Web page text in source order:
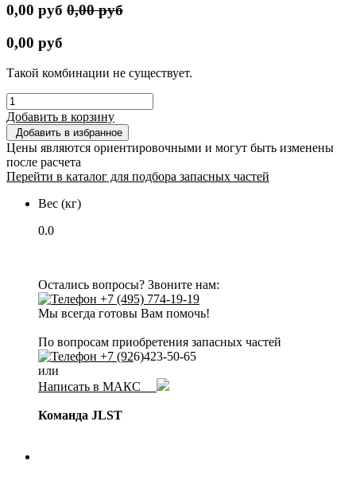
0,00 руб 0,00руб
0,00 руб
Такой комбинации не существует.
Добавить в корзину
Добавить в избранное
Цены являются ориентировочными и могут быть изменены
после расчета
Перейти в каталог для подбора запасных частей
Вес (кг)
0.0
Остались вопросы? Звоните нам:
+7 (495) 774-19-19
Мы всегда готовы Вам помочь!
По вопросам приобретения запасных частей
+7 (926)423-50-65
или
Написать в МАКС
Команда JLST